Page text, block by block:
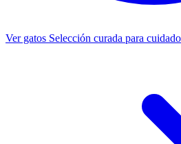
Ver gatos Selección curada para